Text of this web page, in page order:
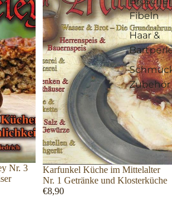
Fibeln
Haar &
Zubehör
Nr. 3
Karfunkel Küche im Mittelalter
Nr. 1 Getränke und Klosterküche
€8,90